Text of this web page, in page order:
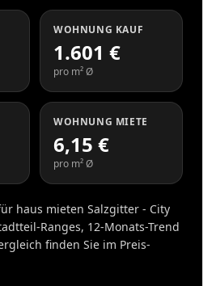
WOHNUNG KAUF
1.601 €
pro m² Ø
WOHNUNG MIETE
6,15 €
pro m² Ø
haus mieten Salzgitter - City
Ranges, 12-Monats-Trend
finden Sie im Preis-